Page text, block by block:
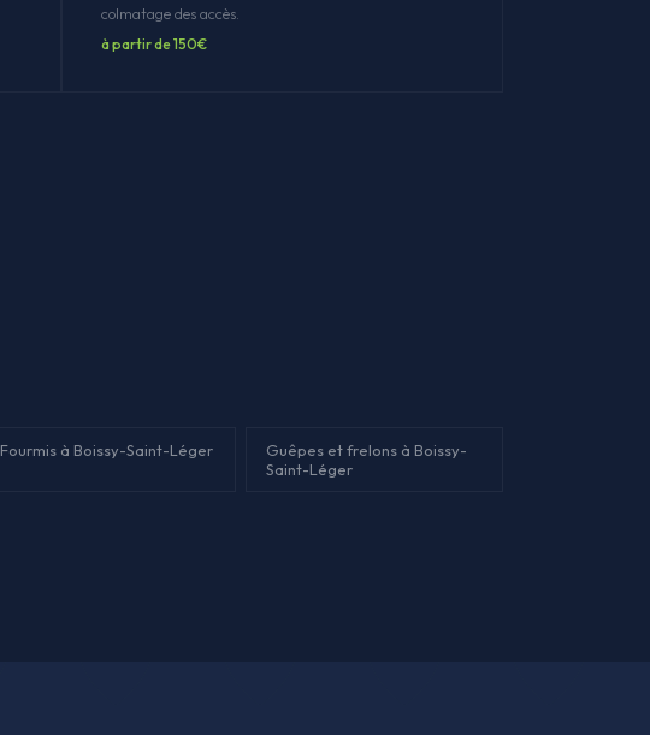
colmatage des accès.
à partir de 150€
Fourmis à Boissy-Saint-Léger
Guêpes et frelons à Boissy-
Saint-Léger